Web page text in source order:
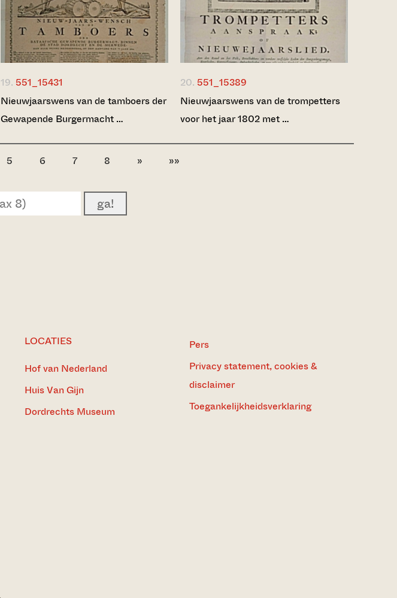
19. 551_15431
Nieuwjaarswens van de tamboers der
Gewapende Burgermacht …
20. 551_15389
Nieuwjaarswens van de trompetters
voor het jaar 1802 met …
5 6 7 8 » »»
ga!
LOCATIES
Hof van Nederland
Huis Van Gijn
Dordrechts Museum
Pers
Privacy statement, cookies &
disclaimer
Toegankelijkheidsverklaring